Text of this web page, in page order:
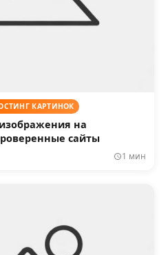
КАРТИНОК
на
сайты
1 мин